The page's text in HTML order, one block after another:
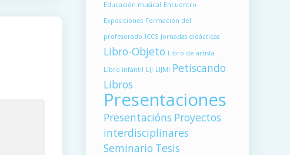
Educación musical Encuentro
Exposiciones Formación del
profesorado ICCS Jornadas didácticas
Libro-Objeto Libro de artista
Libro infantil LIJ LIJMI Petiscando
Libros
Presentaciones
Presentacións Proyectos
interdisciplinares
Seminario Tesis